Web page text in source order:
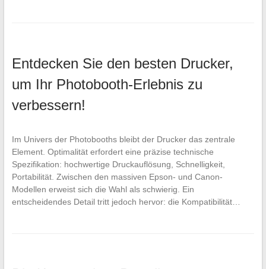
Entdecken Sie den besten Drucker,
um Ihr Photobooth-Erlebnis zu
verbessern!
Im Univers der Photobooths bleibt der Drucker das zentrale
Element. Optimalität erfordert eine präzise technische
Spezifikation: hochwertige Druckauflösung, Schnelligkeit,
Portabilität. Zwischen den massiven Epson- und Canon-
Modellen erweist sich die Wahl als schwierig. Ein
entscheidendes Detail tritt jedoch hervor: die Kompatibilität…